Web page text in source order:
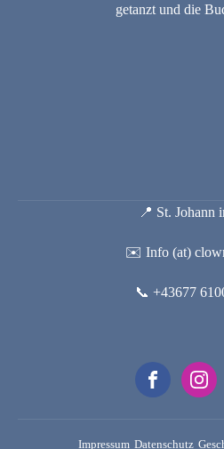
getanzt und die
📍 St. Johann
✉️ Info (at)
📞 +43677
Impressum Datenschutz